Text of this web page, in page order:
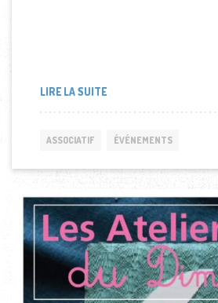
LIRE LA SUITE
ASSOCIATIF ÉVÉNEMENTS